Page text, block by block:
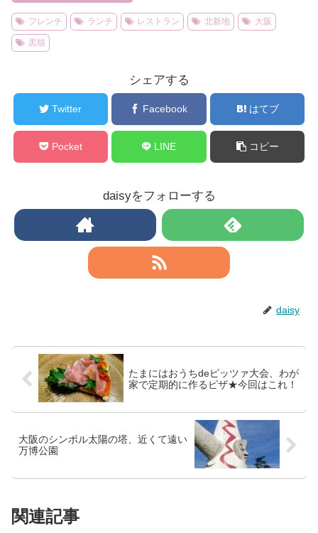
フレンチ ランチ レストラン 北新地 大阪
黒猫
シェアする
Twitter Facebook はてブ
Pocket LINE コピー
daisyをフォローする
daisy
たまにはおうちdeピッツァ大会、わが
家で定期的に作るピザ★今回はこれ！
大阪のシンボル太陽の塔、近くて遠い
万博公園
関連記事